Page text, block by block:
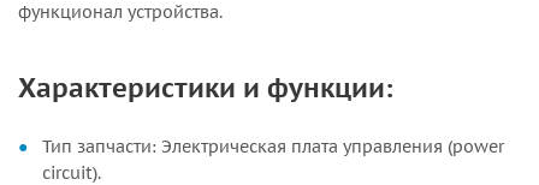
функционал устройства.
Характеристики и функции:
Тип запчасти: Электрическая плата управления (power
circuit).